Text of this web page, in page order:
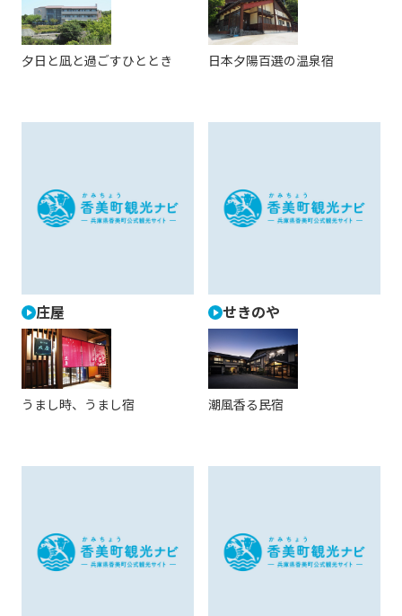
夕日と凪と過ごすひととき 日本夕陽百選の温泉宿
庄屋
うまし時、うまし宿
せきのや
潮風香る民宿